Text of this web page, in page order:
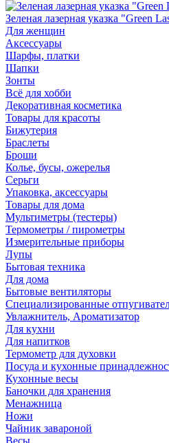
Зеленая лазерная указка "Green
Для женщин
Аксессуары
Шарфы, платки
Шапки
Зонты
Всё для хобби
Декоративная косметика
Товары для красоты
Бижутерия
Браслеты
Броши
Колье, бусы, ожерелья
Серьги
Упаковка, аксессуары
Товары для дома
Мультиметры (тестеры)
Термометры / пирометры
Измерительные приборы
Лупы
Бытовая техника
Для дома
Бытовые вентиляторы
Специализированные
Увлажнитель, Ароматизатор
Для кухни
Для напитков
Термометр для духовки
Посуда и кухонные
Кухонные весы
Баночки для хранения
Менажница
Ножи
Чайник завароной
Весы